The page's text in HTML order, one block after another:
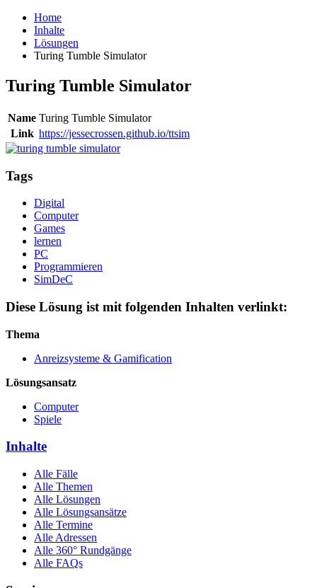
Home
Inhalte
Lösungen
Turing Tumble Simulator
Turing Tumble Simulator
Name Turing Tumble Simulator
Link https://jessecrossen.github.io/ttsim
Tags
Digital
Computer
Games
lernen
PC
Programmieren
SimDeC
Diese Lösung ist mit folgenden Inhalten verlinkt:
Thema
Anreizsysteme & Gamification
Lösungsansatz
Computer
Spiele
Inhalte
Alle Fälle
Alle Themen
Alle Lösungen
Alle Lösungsansätze
Alle Termine
Alle Adressen
Alle 360° Rundgänge
Alle FAQs